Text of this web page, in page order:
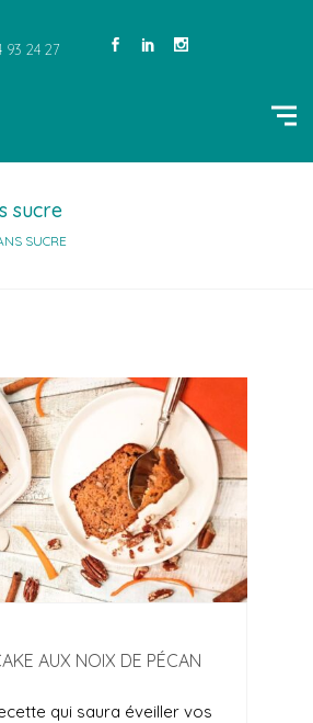
93 24 27
sucre
SUCRE
AUX NOIX DE PÉCAN
qui saura éveiller vos